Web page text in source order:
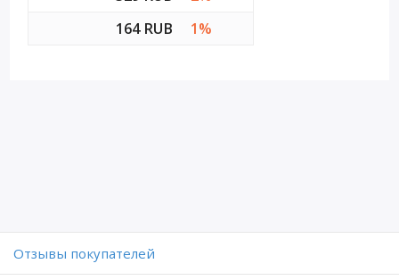
164 RUB
1%
Отзывы покупателей